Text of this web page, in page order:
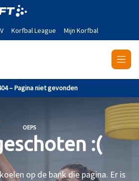
Korfbal League Mijn Korfbal
– Pagina niet gevonden
OEPS
:(
op de bank die pagina. Er is